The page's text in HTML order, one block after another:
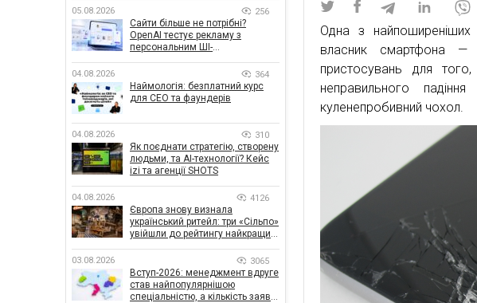
Одна з
власник смартфона —
пристосувань для
неправильного
куленепробивний чохол.
05.08.2026 256
Сайти більше не потрібні?
OpenAI тестує рекламу з
персональним ШІ-
04.08.2026 364
Наймологія: безплатний курс
для CEO та фаундерів
04.08.2026 310
Як поєднати стратегію, створену
людьми, та AI-технології? Кейс
izi та агенції SHOTS
04.08.2026 4126
Європа знову визнала
український ритейл: три «Сільпо»
увійшли до рейтингу найкращих
03.08.2026 3065
Вступ-2026: менеджмент вдруге
став найпопулярнішою
спеціальністю, а кількість заяв